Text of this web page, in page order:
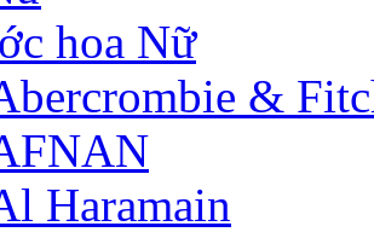
hoa Nữ
&
Haramain